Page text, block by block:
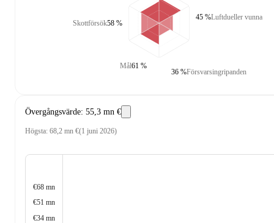
Skottförsök58 %
Mål61 %
Luftdueller vunna
45 %
Försvarsingripanden
36 %
Övergångsvärde: 55,3 mn €
Högsta: 68,2 mn €(1 juni 2026)
€68 mn
€51 mn
€34 mn